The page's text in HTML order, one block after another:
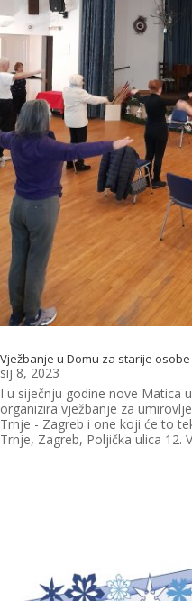
Vježbanje u Domu za starije osobe
sij 8, 2023
I u siječnju godine nove Matica
organizira vježbanje za
Trnje - Zagreb i one koji će to
Trnje, Zagreb, Poljička ulica 12.